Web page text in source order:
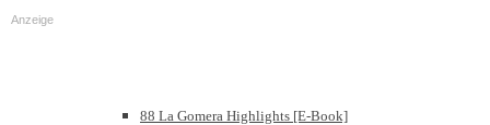
88 La Gomera Highlights [E-Book]
Anzeige